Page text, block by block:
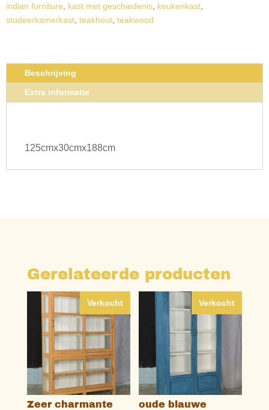
indian furniture
kast met geschiedenis keukenkast
studeerkamerkast teakhout teakwood
Beschrijving
Extra informatie
125cmx30cmx188cm
Gerelateerde producten
Verkocht
Zeer charmante
Verkocht
oude blauwe